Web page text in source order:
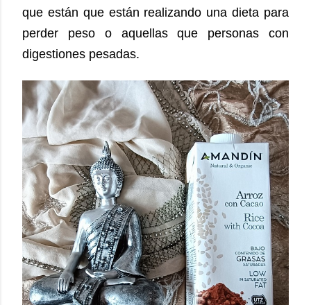
que están que están realizando una dieta para
perder peso o aquellas que personas con
digestiones pesadas.